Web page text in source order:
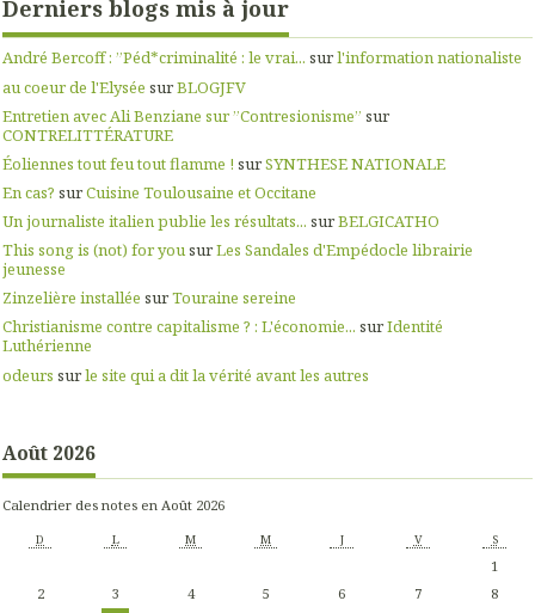
Derniers blogs mis à jour
André Bercoff : ”Péd*criminalité : le vrai... surl'information nationaliste
au coeur de l'Elysée surBLOGJFV
Entretien avec Ali Benziane sur ”Contresionisme” sur
CONTRELITTÉRATURE
Éoliennes tout feu tout flamme ! surSYNTHESE NATIONALE
En cas? surCuisine Toulousaine et Occitane
Un journaliste italien publie les résultats... surBELGICATHO
This song is (not) for yousurLes Sandales d'Empédocle librairie
jeunesse
Zinzelière installée surTouraine sereine
Christianisme contre capitalisme ? : L'économie... surIdentité
Luthérienne
odeurs surle site qui a dit la vérité avant les autres
Août 2026
Calendrier des notes en Août 2026
D L M M J V S
1
2
3 4 5 6 7
8